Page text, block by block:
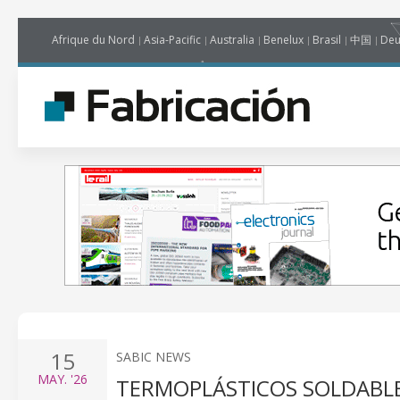
Afrique du Nord Asia-Pacific Australia Benelux Brasil 中国
15
MAY. '26
SABIC NEWS
TERMOPLÁSTICOS